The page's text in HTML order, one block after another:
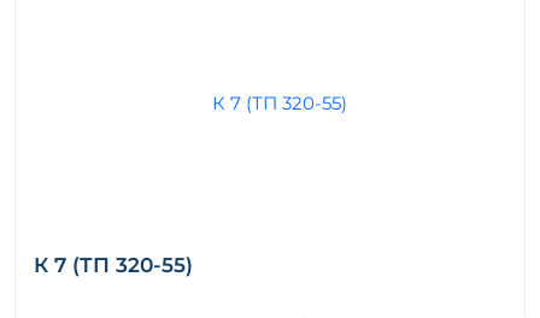
К 7 (ТП 320-55)